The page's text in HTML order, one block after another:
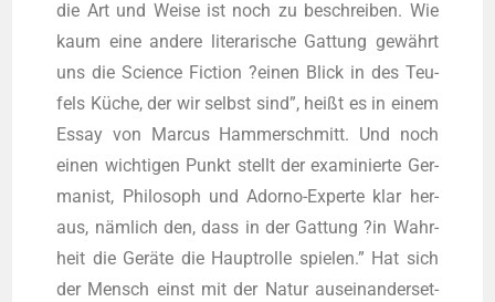
die Art und Wei­se ist noch zu beschrei­ben. Wie
kaum eine ande­re lite­ra­ri­sche Gat­tung gewährt
uns die Sci­ence Fic­tion ?einen Blick in des Teu­
fels Küche, der wir selbst sind”, heißt es in einem
Essay von Mar­cus Ham­mer­schmitt. Und noch
einen wich­ti­gen Punkt stellt der exami­nier­te Ger­
ma­nist, Phi­lo­soph und Ador­no-Exper­te klar her­
aus, näm­lich den, dass in der Gat­tung ?in Wahr­
heit die Gerä­te die Haupt­rol­le spie­len.” Hat sich
der Mensch einst mit der Natur aus­ein­an­der­set­